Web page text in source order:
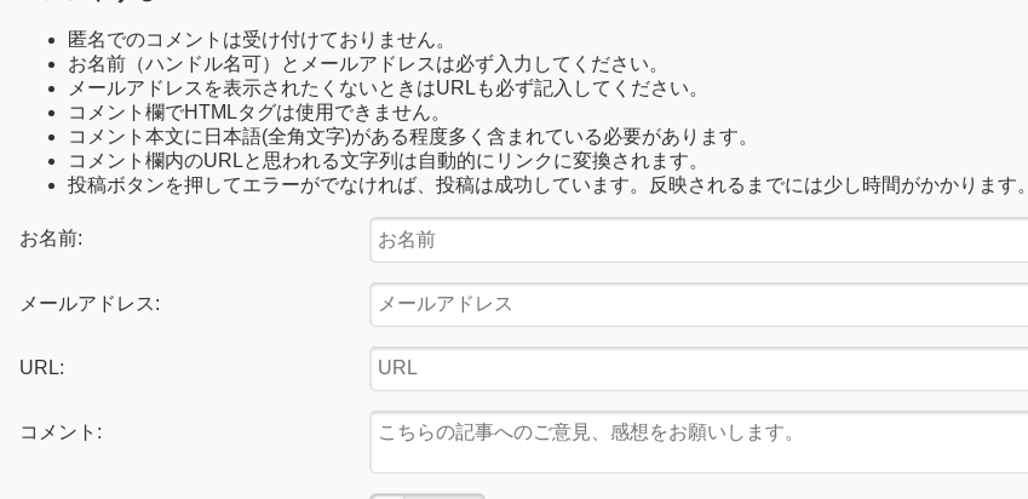
匿名でのコメントは受け付けておりません。
お名前（ハンドル名可）とメールアドレスは必ず入力してください。
メールアドレスを表示されたくないときはURLも必ず記入してください。
コメント欄でHTMLタグは使用できません。
コメント本文に日本語(全角文字)がある程度多く含まれている必要があります。
コメント欄内のURLと思われる文字列は自動的にリンクに変換されます。
投稿ボタンを押してエラーがでなければ、投稿は成功しています。反映されるまでには少し時間がかかります。
お名前:
メールアドレス:
URL:
コメント: